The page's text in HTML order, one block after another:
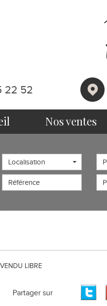
22 52
nos ventes
Localisation
VENDU LIBRE
Partager sur